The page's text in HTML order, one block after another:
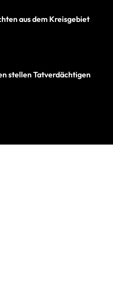
aus dem Kreisgebiet
stellen Tatverdächtigen